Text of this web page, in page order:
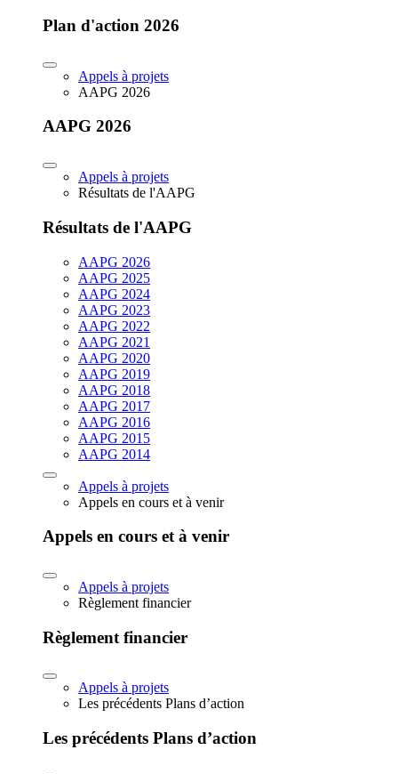
Plan d'action 2026
Appels à projets
AAPG 2026
AAPG 2026
Appels à projets
Résultats de l'AAPG
Résultats de l'AAPG
AAPG 2026
AAPG 2025
AAPG 2024
AAPG 2023
AAPG 2022
AAPG 2021
AAPG 2020
AAPG 2019
AAPG 2018
AAPG 2017
AAPG 2016
AAPG 2015
AAPG 2014
Appels à projets
Appels en cours et à venir
Appels en cours et à venir
Appels à projets
Règlement financier
Règlement financier
Appels à projets
Les précédents Plans d’action
Les précédents Plans d’action